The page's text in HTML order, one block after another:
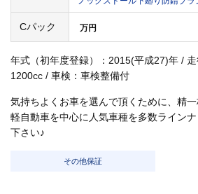
Cパック 万円
年式（初年度登録）：2015(平成27)年 / 走
1200cc / 車検：車検整備付
気持ちよくお車を選んで頂くために、精
軽自動車を中心に人気車種を多数ライン
下さい♪
その他保証